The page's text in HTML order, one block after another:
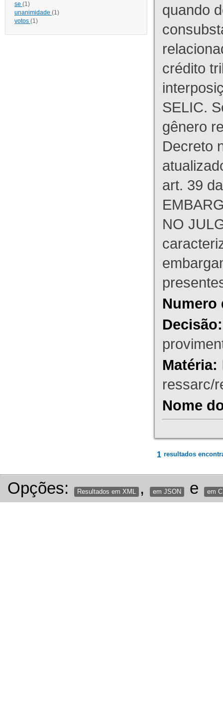
se (1)
unanimidade (1)
votos (1)
quando
crédito
SELIC.
gênero
Decreto
art. 39
NO
Numero
Decisão:
Matéria:
ressarc/
Nome
1 resultados
Opções: Resultados em XML , em JSON e em